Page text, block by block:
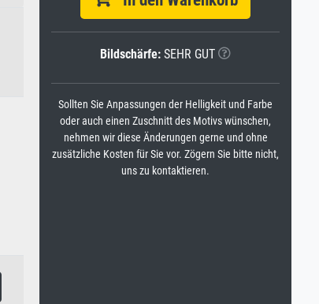
Bildschärfe: SEHR GUT
Sollten Sie Anpassungen der Helligkeit und Farbe
oder auch einen Zuschnitt des Motivs wünschen,
nehmen wir diese Änderungen gerne und ohne
zusätzliche Kosten für Sie vor. Zögern Sie bitte nicht,
uns zu kontaktieren.